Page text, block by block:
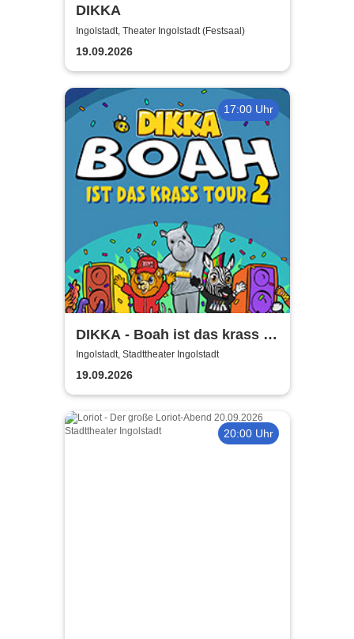
DIKKA
Ingolstadt, Theater Ingolstadt (Festsaal)
19.09.2026
17:00 Uhr
DIKKA - Boah ist das krass -
Tour 2026
Ingolstadt, Stadttheater Ingolstadt
19.09.2026
20:00 Uhr